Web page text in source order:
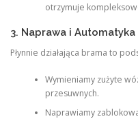
otrzymuje
3. Naprawa i Automatyka
Płynnie działająca brama to
Wymieniamy zużyte
przesuwnych.
Naprawiamy